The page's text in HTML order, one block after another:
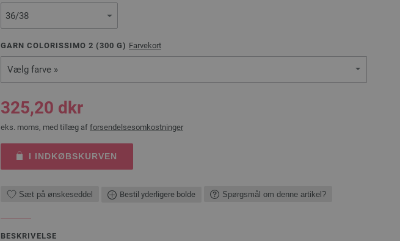
GARN COLORISSIMO 2 (300 G) Farvekort
Vælg farve »
325,20 dkr
eks. moms, med tillæg af forsendelsesomkostninger
I INDKØBSKURVEN
Sæt på ønskeseddel Bestil yderligere bolde Spørgsmål om denne artikel?
BESKRIVELSE